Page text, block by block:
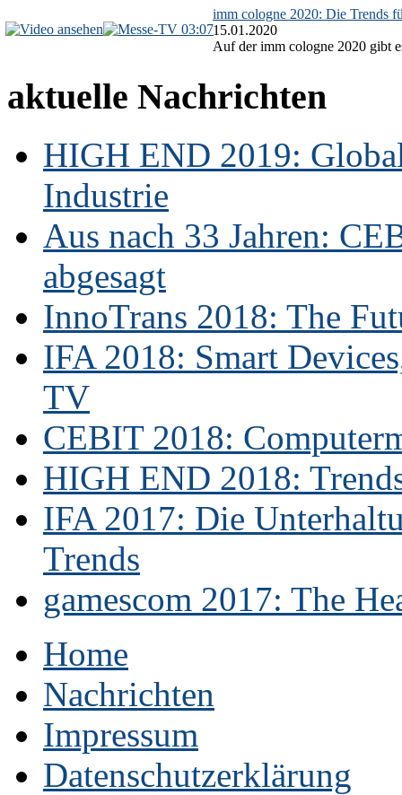
03:07
imm cologne 2020: Die Trends
15.01.2020
Auf der imm cologne 2020 gibt
aktuelle Nachrichten
HIGH END 2019:
Industrie
Aus nach 33 Jahren:
abgesagt
InnoTrans 2018: The
IFA 2018: Smart
TV
CEBIT 2018:
HIGH END 2018:
IFA 2017: Die
Trends
gamescom 2017: The
Home
Nachrichten
Impressum
Datenschutzerklärung